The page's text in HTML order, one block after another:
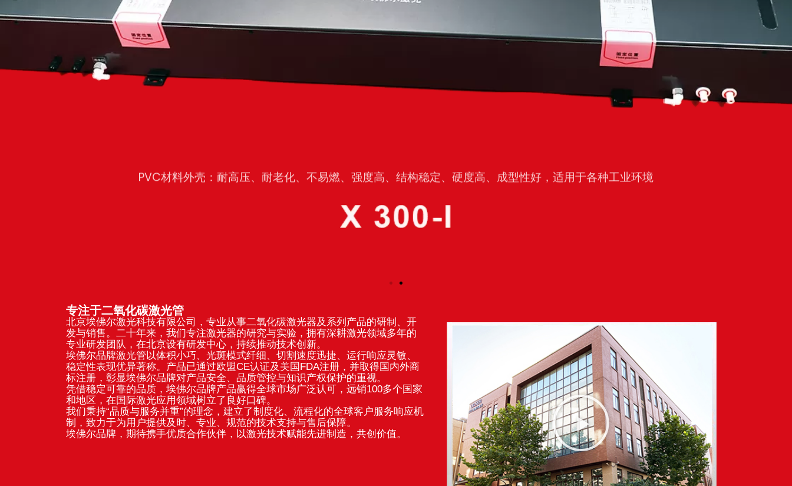
专注于二氧化碳激光管
北京埃佛尔激光科技有限公司，专业从事二氧化碳激光器及系列产品的研制、开
发与销售。二十年来，我们专注激光器的研究与实验，拥有深耕激光领域多年的
专业研发团队，在北京设有研发中心，持续推动技术创新。
埃佛尔品牌激光管以体积小巧、光斑模式纤细、切割速度迅捷、运行响应灵敏、
稳定性表现优异著称。产品已通过欧盟CE认证及美国FDA注册，并取得国内外商
标注册，彰显埃佛尔品牌对产品安全、品质管控与知识产权保护的重视。
凭借稳定可靠的品质，埃佛尔品牌产品赢得全球市场广泛认可，远销100多个国家
和地区，在国际激光应用领域树立了良好口碑。
我们秉持“品质与服务并重”的理念，建立了制度化、流程化的全球客户服务响应机
制，致力于为用户提供及时、专业、规范的技术支持与售后保障。
埃佛尔品牌，期待携手优质合作伙伴，以激光技术赋能先进制造，共创价值。